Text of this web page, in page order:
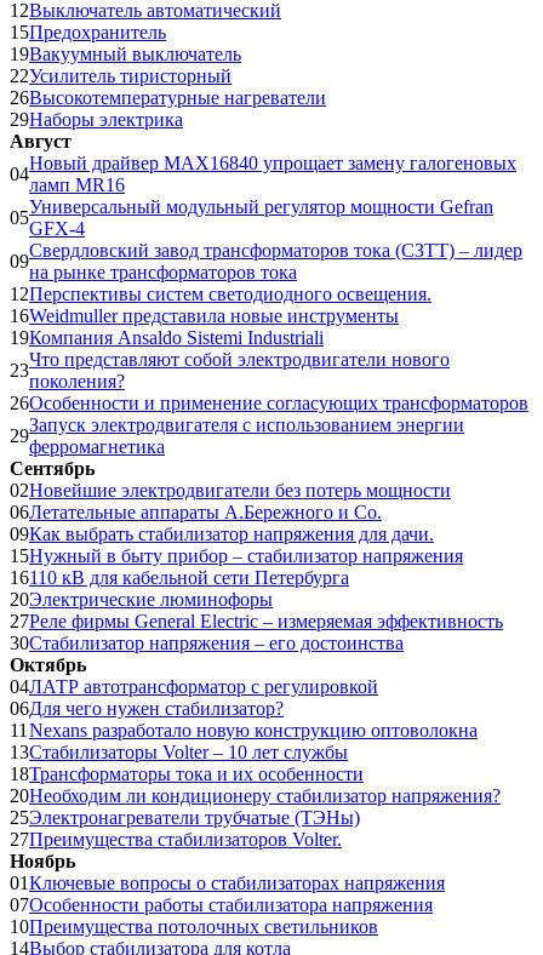
12Выключатель автоматический
15Предохранитель
19Вакуумный выключатель
22Усилитель тиристорный
26Высокотемпературные нагреватели
29Наборы электрика
Август
04
Новый драйвер MAX16840 упрощает замену галогеновых
ламп MR16
05
Универсальный модульный регулятор мощности Gefran
GFX-4
09
Свердловский завод трансформаторов тока (СЗТТ) – лидер
на рынке трансформаторов тока
12Перспективы систем светодиодного освещения.
16Weidmuller представила новые инструменты
19Компания Ansaldo Sistemi Industriali
23
Что представляют собой электродвигатели нового
поколения?
26Особенности и применение согласующих трансформаторов
29
Запуск электродвигателя с использованием энергии
ферромагнетика
Сентябрь
02Новейшие электродвигатели без потерь мощности
06Летательные аппараты А.Бережного и Co.
09Как выбрать стабилизатор напряжения для дачи.
15Нужный в быту прибор – стабилизатор напряжения
16110 кВ для кабельной сети Петербурга
20Электрические люминофоры
27Реле фирмы General Electric – измеряемая эффективность
30Стабилизатор напряжения – его достоинства
Октябрь
04ЛАТР автотрансформатор с регулировкой
06Для чего нужен стабилизатор?
11Nexans разработало новую конструкцию оптоволокна
13Стабилизаторы Volter – 10 лет службы
18Трансформаторы тока и их особенности
20Необходим ли кондиционеру стабилизатор напряжения?
25Электронагреватели трубчатые (ТЭНы)
27Преимущества стабилизаторов Volter.
Ноябрь
01Ключевые вопросы о стабилизаторах напряжения
07Особенности работы стабилизатора напряжения
10Преимущества потолочных светильников
14Выбор стабилизатора для котла